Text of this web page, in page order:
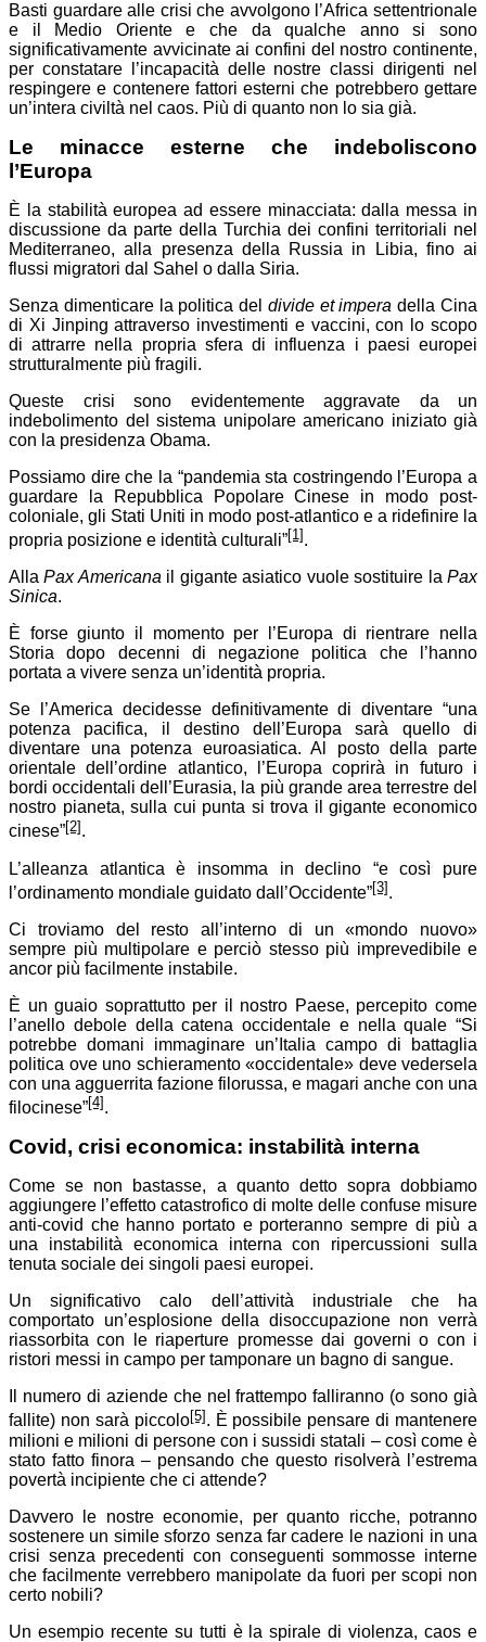
Basti guardare alle crisi che avvolgono l’Africa settentrionale
e il Medio Oriente e che da qualche anno si sono
significativamente avvicinate ai confini del nostro continente,
per constatare l’incapacità delle nostre classi dirigenti nel
respingere e contenere fattori esterni che potrebbero gettare
un’intera civiltà nel caos. Più di quanto non lo sia già.
Le minacce esterne che indeboliscono
l’Europa
È la stabilità europea ad essere minacciata: dalla messa in
discussione da parte della Turchia dei confini territoriali nel
Mediterraneo, alla presenza della Russia in Libia, fino ai
flussi migratori dal Sahel o dalla Siria.
Senza dimenticare la politica del divide et impera della Cina
di Xi Jinping attraverso investimenti e vaccini, con lo scopo
di attrarre nella propria sfera di influenza i paesi europei
strutturalmente più fragili.
Queste crisi sono evidentemente aggravate da un
indebolimento del sistema unipolare americano iniziato già
con la presidenza Obama.
Possiamo dire che la “pandemia sta costringendo l’Europa a
guardare la Repubblica Popolare Cinese in modo post-
coloniale, gli Stati Uniti in modo post-atlantico e a ridefinire la
propria posizione e identità culturali”[1] .
AllaPax Americana il gigante asiatico vuole sostituire laPax
Sinica.
È forse giunto il momento per l’Europa di rientrare nella
Storia dopo decenni di negazione politica che l’hanno
portata a vivere senza un’identità propria.
Se l’America decidesse definitivamente di diventare “una
potenza pacifica, il destino dell’Europa sarà quello di
diventare una potenza euroasiatica. Al posto della parte
orientale dell’ordine atlantico, l’Europa coprirà in futuro i
bordi occidentali dell’Eurasia, la più grande area terrestre del
nostro pianeta, sulla cui punta si trova il gigante economico
cinese”[2].
L’alleanza atlantica è insomma in declino “e così pure
l’ordinamento mondiale guidato dall’Occidente”[3].
Ci troviamo del resto all’interno di un «mondo nuovo»
sempre più multipolare e perciò stesso più imprevedibile e
ancor più facilmente instabile.
È un guaio soprattutto per il nostro Paese, percepito come
l’anello debole della catena occidentale e nella quale “Si
potrebbe domani immaginare un’Italia campo di battaglia
politica ove uno schieramento «occidentale» deve vedersela
con una agguerrita fazione filorussa, e magari anche con una
filocinese”[4] .
Covid, crisi economica: instabilità interna
Come se non bastasse, a quanto detto sopra dobbiamo
aggiungere l’effetto catastrofico di molte delle confuse misure
anti-covid che hanno portato e porteranno sempre di più a
una instabilità economica interna con ripercussioni sulla
tenuta sociale dei singoli paesi europei.
Un significativo calo dell’attività industriale che ha
comportato un’esplosione della disoccupazione non verrà
riassorbita con le riaperture promesse dai governi o con i
ristori messi in campo per tamponare un bagno di sangue.
Il numero di aziende che nel frattempo falliranno (o sono già
fallite) non sarà piccolo[5]. È possibile pensare di mantenere
milioni e milioni di persone con i sussidi statali – così come è
stato fatto finora – pensando che questo risolverà l’estrema
povertà incipiente che ci attende?
Davvero le nostre economie, per quanto ricche, potranno
sostenere un simile sforzo senza far cadere le nazioni in una
crisi senza precedenti con conseguenti sommosse interne
che facilmente verrebbero manipolate da fuori per scopi non
certo nobili?
Un esempio recente su tutti è la spirale di violenza, caos e